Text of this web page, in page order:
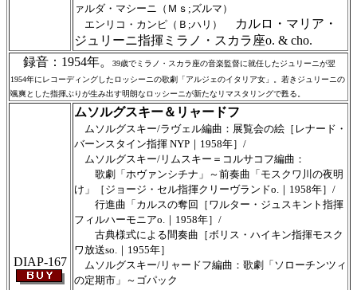
ァルダ・マシーニ（Ｍｓ;ズルマ）
エンリコ・カンピ（Ｂ;ハリ）
カルロ・マリア・
ジュリーニ指揮ミラノ・スカラ座o. & cho.
録音：1954年。
39歳でミラノ・スカラ座の音楽監督に就任したジュリーニが翌
1954年にレコーディングしたロッシーニの歌劇「アルジェのイタリア女」。若きジュリーニの
颯爽とした指揮ぶりが生み出す明朗なロッシーニが新たなリマスタリングで甦る。
DIAP-167
ムソルグスキー＆リャードフ
ムソルグスキー/ラヴェル編曲：展覧会の絵［レナード・
バーンスタイン指揮 NYP｜1958年］/
ムソルグスキー/リムスキー＝コルサコフ編曲：
歌劇「ホヴァンシチナ」～前奏曲「モスクワ川の夜明
け」［ジョージ・セル指揮クリーヴランドo.｜1958年］/
行進曲「カルスの奪回［ワルター・ジュスキント指揮
フィルハーモニアo.｜1958年］/
古典様式による間奏曲［ボリス・ハイキン指揮モスク
ワ放送so.｜1955年］
ムソルグスキー/リャードフ編曲：歌劇「ソローチンツィ
の定期市」～ゴパック